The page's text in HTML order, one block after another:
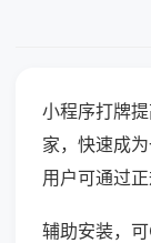
小程序打牌
家，快速成
用户可通过正
辅助安装，